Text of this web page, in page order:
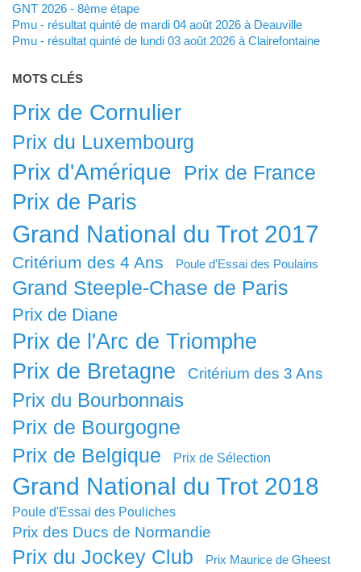
GNT 2026 - 8ème étape
Pmu - résultat quinté de mardi 04 août 2026 à Deauville
Pmu - résultat quinté de lundi 03 août 2026 à Clairefontaine
MOTS CLÉS
Prix de Cornulier
Prix du Luxembourg
Prix d'Amérique Prix de France
Prix de Paris
Grand National du Trot 2017
Critérium des 4 Ans Poule d'Essai des Poulains
Grand Steeple-Chase de Paris
Prix de Diane
Prix de l'Arc de Triomphe
Prix de Bretagne
Critérium des 3 Ans
Prix du Bourbonnais
Prix de Bourgogne
Prix de Belgique
Prix de Sélection
Grand National du Trot 2018
Poule d'Essai des Pouliches
Prix des Ducs de Normandie
Prix du Jockey Club Prix Maurice de Gheest